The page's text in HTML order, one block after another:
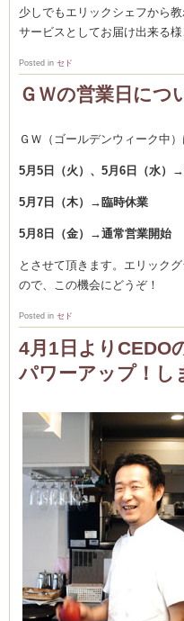
少しでもエリックシェフから
サービスとしてお届け出来る
Posted in セド
ＧＷの営業日につ
ＧＷ（ゴールデンウィーク中）
5月5日（火）、5月6日（水）
5月7日（木）→臨時休業
5月8日（金）→通常営業開始
とさせて頂きます。エリック
ので、この機会にどうぞ！
Posted in セド
4月1日よりCEDO
パワーアップ！し